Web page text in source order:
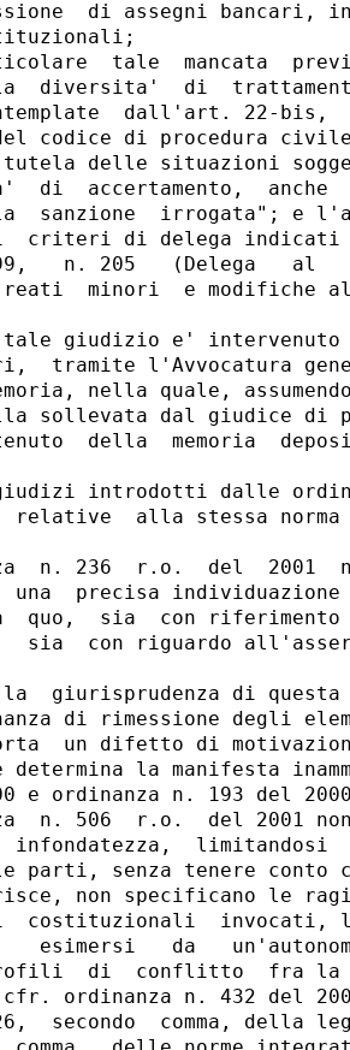
di assegni bancari,
tale  mancata
diversita'  di
dall'art. 22-bis,
codice di procedura
delle situazioni
accertamento,  anche
sanzione  irrogata"; e
criteri di delega
n. 205   (Delega   al
minori  e modifiche al
giudizio e' intervenuto
tramite l'Avvocatura
nella quale,
sollevata dal giudice di
della  memoria
introdotti dalle
relative  alla stessa norma
n. 236  r.o.  del  2001
precisa individuazione
sia  con riferimento
sia  con riguardo
giurisprudenza di questa
di rimessione degli
un difetto di
determina la manifesta
e ordinanza n. 193 del
n. 506  r.o.  del 2001
infondatezza,
parti, senza tenere conto
non specificano le
costituzionali  invocati,
esimersi   da
di  conflitto  fra la
ordinanza n. 432 del
secondo  comma, della